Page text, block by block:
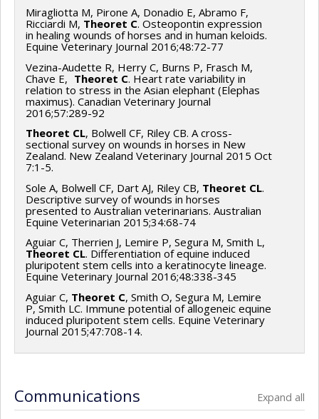
Miragliotta M, Pirone A, Donadio E, Abramo F,
Ricciardi M, Theoret C. Osteopontin expression
in healing wounds of horses and in human keloids.
Equine Veterinary Journal 2016;48:72-77
Vezina-Audette R, Herry C, Burns P, Frasch M,
Chave E, Theoret C. Heart rate variability in
relation to stress in the Asian elephant (Elephas
maximus). Canadian Veterinary Journal
2016;57:289-92
Theoret CL, Bolwell CF, Riley CB. A cross-
sectional survey on wounds in horses in New
Zealand. New Zealand Veterinary Journal 2015 Oct
7:1-5.
Sole A, Bolwell CF, Dart AJ, Riley CB, Theoret CL.
Descriptive survey of wounds in horses
presented to Australian veterinarians. Australian
Equine Veterinarian 2015;34:68-74
Aguiar C, Therrien J, Lemire P, Segura M, Smith L,
Theoret CL. Differentiation of equine induced
pluripotent stem cells into a keratinocyte lineage.
Equine Veterinary Journal 2016;48:338-345
Aguiar C, Theoret C, Smith O, Segura M, Lemire
P, Smith LC. Immune potential of allogeneic equine
induced pluripotent stem cells. Equine Veterinary
Journal 2015;47:708-14.
Communications Expand all